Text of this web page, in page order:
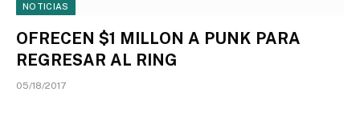
NOTICIAS
OFRECEN $1 MILLON A PUNK PARA
REGRESAR AL RING
05/18/2017